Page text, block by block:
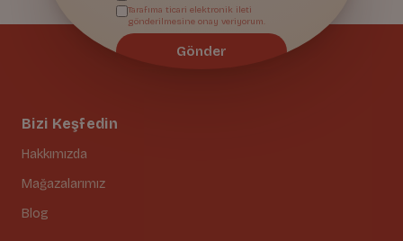
Bizi Keşfedin
Hakkımızda
Mağazalarımız
Blog
Tarafıma ticari elektronik ileti
gönderilmesine onay veriyorum.
Gönder